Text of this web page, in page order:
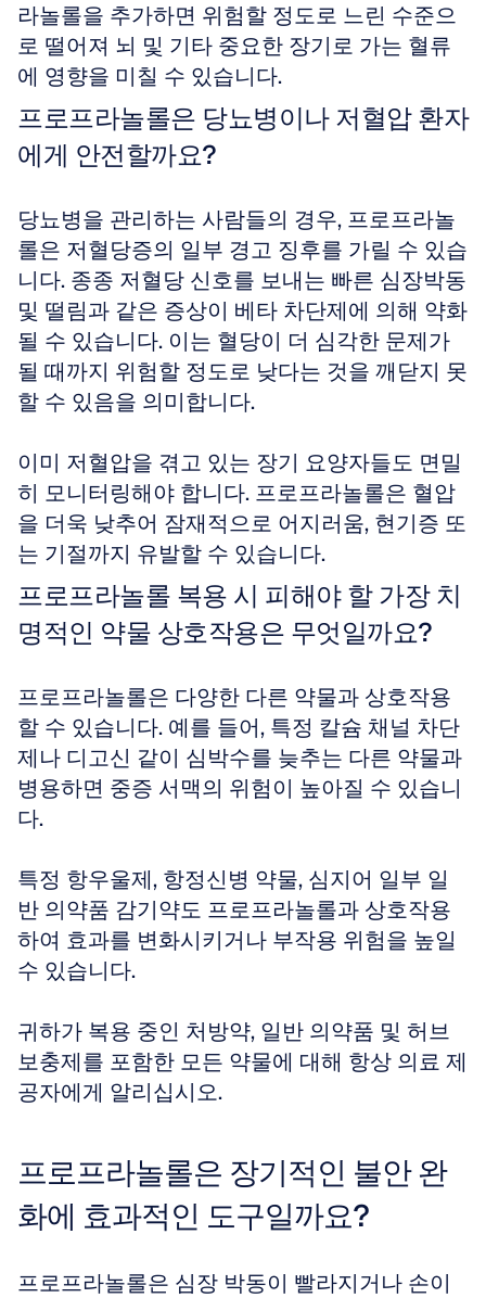
라놀롤을 추가하면 위험할 정도로 느린 수준으
로 떨어져 뇌 및 기타 중요한 장기로 가는 혈류
에 영향을 미칠 수 있습니다.
프로프라놀롤은 당뇨병이나 저혈압 환자
에게 안전할까요?
당뇨병을 관리하는 사람들의 경우, 프로프라놀
롤은 저혈당증의 일부 경고 징후를 가릴 수 있습
니다. 종종 저혈당 신호를 보내는 빠른 심장박동
및 떨림과 같은 증상이 베타 차단제에 의해 약화
될 수 있습니다. 이는 혈당이 더 심각한 문제가
될 때까지 위험할 정도로 낮다는 것을 깨닫지 못
할 수 있음을 의미합니다.
이미 저혈압을 겪고 있는 장기 요양자들도 면밀
히 모니터링해야 합니다. 프로프라놀롤은 혈압
을 더욱 낮추어 잠재적으로 어지러움, 현기증 또
는 기절까지 유발할 수 있습니다.
프로프라놀롤 복용 시 피해야 할 가장 치
명적인 약물 상호작용은 무엇일까요?
프로프라놀롤은 다양한 다른 약물과 상호작용
할 수 있습니다. 예를 들어, 특정 칼슘 채널 차단
제나 디고신 같이 심박수를 늦추는 다른 약물과
병용하면 중증 서맥의 위험이 높아질 수 있습니
다.
특정 항우울제, 항정신병 약물, 심지어 일부 일
반 의약품 감기약도 프로프라놀롤과 상호작용
하여 효과를 변화시키거나 부작용 위험을 높일
수 있습니다.
귀하가 복용 중인 처방약, 일반 의약품 및 허브
보충제를 포함한 모든 약물에 대해 항상 의료 제
공자에게 알리십시오.
프로프라놀롤은 장기적인 불안 완
화에 효과적인 도구일까요?
프로프라놀롤은 심장 박동이 빨라지거나 손이